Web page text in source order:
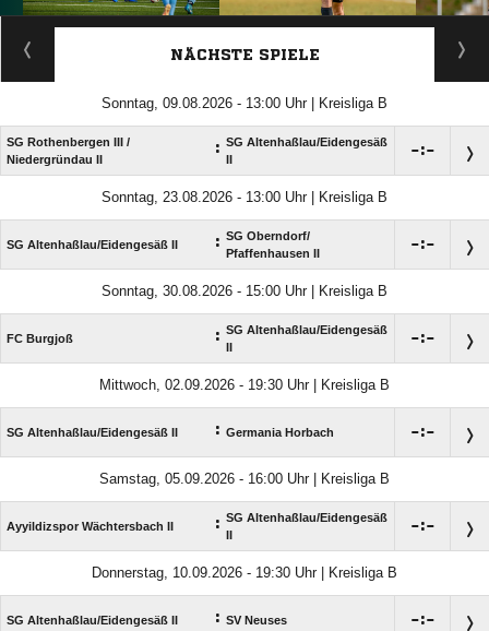
ANZEIGE
NÄCHSTE SPIELE
Sonntag, 09.08.2026 - 13:00 Uhr | Kreisliga B
SG Rothenbergen III /​
Niedergründau II
: SG Altenhaßlau/​Eidengesäß
:
Sonntag, 23.08.2026 - 13:00 Uhr | Kreisliga B
SG Altenhaßlau/​Eidengesäß II : SG Oberndorf/​
Pfaffenhausen II
:
Sonntag, 30.08.2026 - 15:00 Uhr | Kreisliga B
FC Burgjoß : SG Altenhaßlau/​Eidengesäß
:
Mittwoch, 02.09.2026 - 19:30 Uhr | Kreisliga B
SG Altenhaßlau/​Eidengesäß II : Germania Horbach :
Samstag, 05.09.2026 - 16:00 Uhr | Kreisliga B
Ayyildizspor Wächtersbach II : SG Altenhaßlau/​Eidengesäß
:
Donnerstag, 10.09.2026 - 19:30 Uhr | Kreisliga B
SG Altenhaßlau/​Eidengesäß II : SV Neuses :